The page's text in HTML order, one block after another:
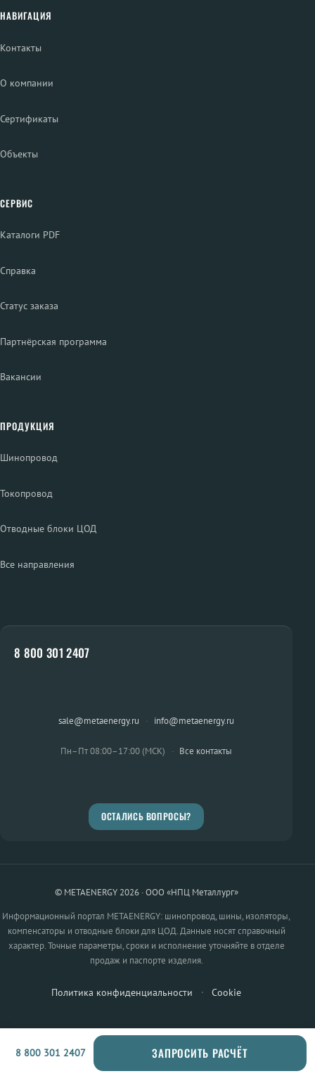
НАВИГАЦИЯ
Контакты
О компании
Сертификаты
Объекты
СЕРВИС
Каталоги PDF
Справка
Статус заказа
Партнёрская программа
Вакансии
ПРОДУКЦИЯ
Шинопровод
Токопровод
Отводные блоки ЦОД
Все направления
8 800 301 2407
sale@metaenergy.ru · info@metaenergy.ru
Пн–Пт 08:00–17:00 (МСК) · Все контакты
ОСТАЛИСЬ ВОПРОСЫ?
© METAENERGY 2026 · ООО «НПЦ Металлург»
Информационный портал METAENERGY: шинопровод, шины, изоляторы,
компенсаторы и отводные блоки для ЦОД. Данные носят справочный
характер. Точные параметры, сроки и исполнение уточняйте в отделе
продаж и паспорте изделия.
Политика конфиденциальности · Cookie
8 800 301 2407 ЗАПРОСИТЬ РАСЧЁТ